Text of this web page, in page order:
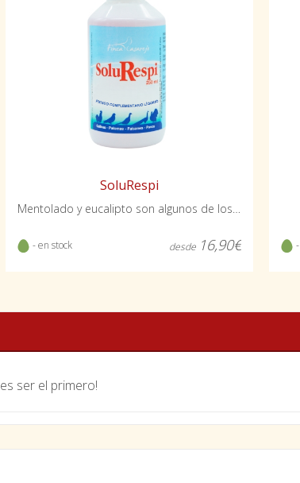
SoluRespi
Mentolado y eucalipto son algunos de los aromas que desprende
- en stock desde 16,90€
ser el primero!